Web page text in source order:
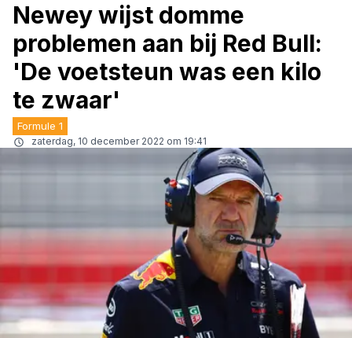
Newey wijst domme
problemen aan bij Red Bull:
'De voetsteun was een kilo
te zwaar'
Formule 1
zaterdag, 10 december 2022 om 19:41